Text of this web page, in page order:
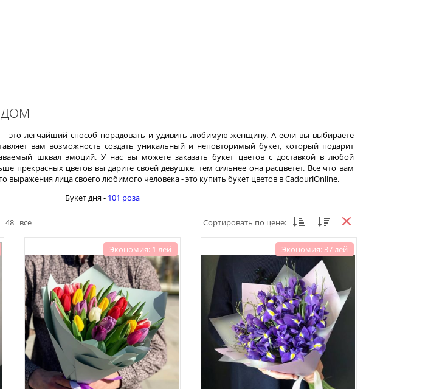
ДОМ
это легчайший способ порадовать и удивить любимую женщину. А если вы выбираете
вам возможность создать уникальный и неповторимый букет, который подарит
шквал эмоций. У нас вы можете заказать букет цветов с доставкой в любой
прекрасных цветов вы дарите своей девушке, тем сильнее она расцветет. Все что вам
выражения лица своего любимого человека - это купить букет цветов в CadouriOnline.
Букет дня - 101 роза
48 все Сортировать по цене:
Экономия: 1 лей Экономия: 37 лей